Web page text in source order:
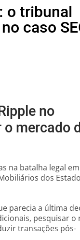
o tribunal
caso
no
o mercado
na batalha legal
dos
parecia a última
pesquisar o
transações pós-